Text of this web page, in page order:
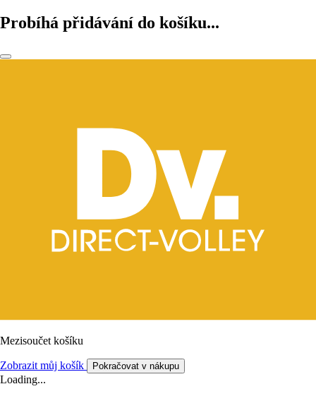
Probíhá přidávání do košíku...
Mezisoučet košíku
Zobrazit můj košík Pokračovat v nákupu
Loading...